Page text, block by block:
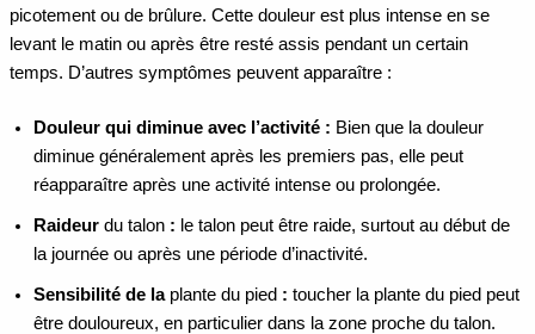
picotement ou de brûlure. Cette douleur est plus intense en se
levant le matin ou après être resté assis pendant un certain
temps. D’autres symptômes peuvent apparaître :
Douleur qui diminue avec l’activité : Bien que la douleur
diminue généralement après les premiers pas, elle peut
réapparaître après une activité intense ou prolongée.
Raideur du talon : le talon peut être raide, surtout au début de
la journée ou après une période d’inactivité.
Sensibilité de laplante du pied : toucher la plante du pied peut
être douloureux, en particulier dans la zone proche du talon.